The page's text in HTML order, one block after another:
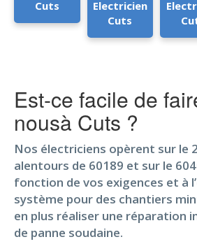
Cuts
Electricien
Cuts
Est-ce facile de
nousà Cuts ?
Nos électriciens opèrent sur le
alentours de 60189 et sur le
fonction de vos exigences et à
système pour des chantiers
en plus réaliser une réparation
de panne soudaine.